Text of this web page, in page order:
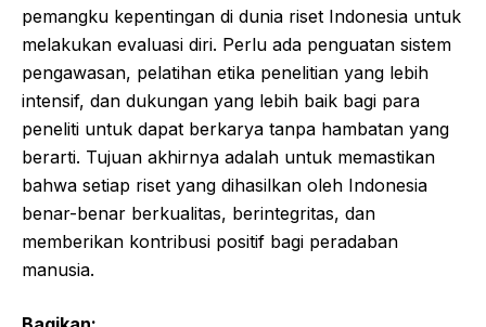
pemangku kepentingan di dunia riset Indonesia untuk
melakukan evaluasi diri. Perlu ada penguatan sistem
pengawasan, pelatihan etika penelitian yang lebih
intensif, dan dukungan yang lebih baik bagi para
peneliti untuk dapat berkarya tanpa hambatan yang
berarti. Tujuan akhirnya adalah untuk memastikan
bahwa setiap riset yang dihasilkan oleh Indonesia
benar-benar berkualitas, berintegritas, dan
memberikan kontribusi positif bagi peradaban
manusia.